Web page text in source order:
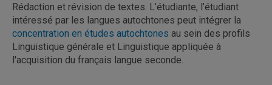
Rédaction et révision de textes. L’étudiante, l’étudiant
intéressé par les langues autochtones peut intégrer la
concentration en études autochtones au sein des profils
Linguistique générale et Linguistique appliquée à
l'acquisition du français langue seconde.